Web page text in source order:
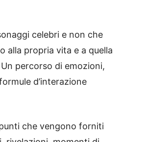
celebri e non che
alla propria vita e a quella
percorso di emozioni,
d’interazione
che vengono forniti